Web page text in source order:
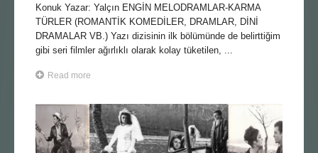
Konuk Yazar: Yalçın ENGİN MELODRAMLAR-KARMA
TÜRLER (ROMANTİK KOMEDİLER, DRAMLAR, DİNİ
DRAMALAR VB.) Yazı dizisinin ilk bölümünde de belirttiğim
gibi seri filmler ağırlıklı olarak kolay tüketilen, ...
Read more